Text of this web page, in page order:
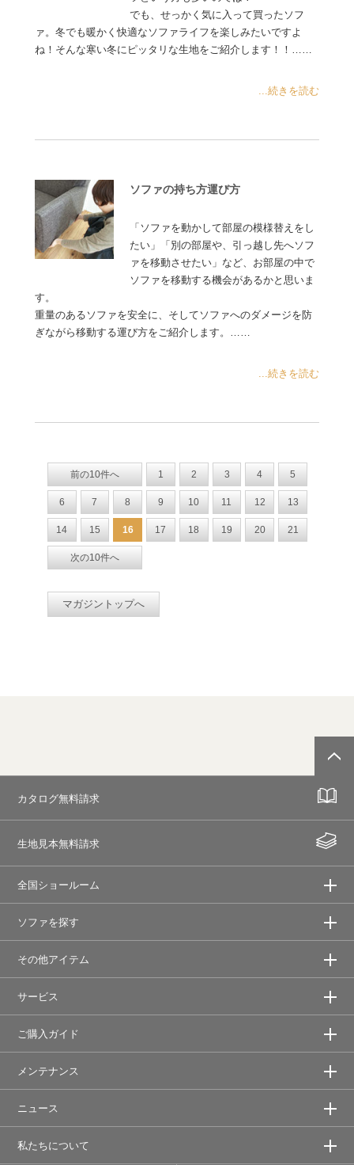
でも、せっかく気に入って買ったソフ
ァ。冬でも暖かく快適なソファライフを楽しみたいですよ
ね！そんな寒い冬にピッタリな生地をご紹介します！！……
...続きを読む
ソファの持ち方運び方
「ソファを動かして部屋の模様替えをし
たい」「別の部屋や、引っ越し先へソフ
ァを移動させたい」など、お部屋の中で
ソファを移動する機会があるかと思いま
す。
重量のあるソファを安全に、そしてソファへのダメージを防
ぎながら移動する運び方をご紹介します。……
...続きを読む
前の10件へ 1 2 3 4 5
6 7 8 9 10 11 12 13
14 15 16 17 18 19 20 21
次の10件へ
マガジントップへ
カタログ無料請求
生地見本無料請求
全国ショールーム
ソファを探す
その他アイテム
サービス
ご購入ガイド
メンテナンス
ニュース
私たちについて